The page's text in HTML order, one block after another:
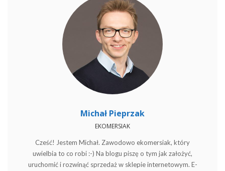
Michał Pieprzak
EKOMERSIAK
Cześć! Jestem Michał. Zawodowo ekomersiak, który
uwielbia to co robi :-) Na blogu piszę o tym jak założyć,
uruchomić i rozwinąć sprzedaż w sklepie internetowym. E-